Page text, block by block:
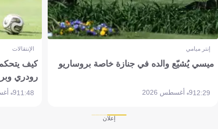
إنتر ميامي
ميسي يُشيّع والده في جنازة خاصة بروساريو
12:299 أغسطس 2026
الإنتقالات
كيف
رودري
11:489 أغسطس 2026
إعلان